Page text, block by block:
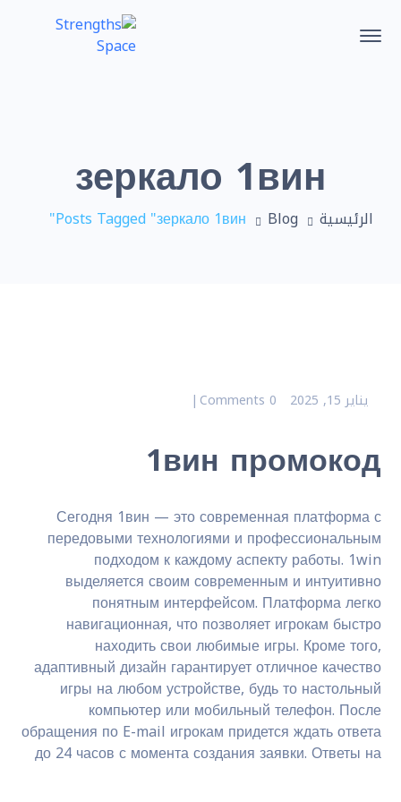
зеркало 1вин
الرئيسية Blog
Posts Tagged "зеркало 1вин"
يناير 15, 2025 0 Comments
1вин промокод
Сегодня 1вин — это современная платформа с
передовыми технологиями и профессиональным
подходом к каждому аспекту работы. 1win
выделяется своим современным и интуитивно
понятным интерфейсом. Платформа легко
навигационная, что позволяет игрокам быстро
находить свои любимые игры. Кроме того,
адаптивный дизайн гарантирует отличное качество
игры на любом устройстве, будь то настольный
компьютер или мобильный телефон. После
обращения по E-mail игрокам придется ждать ответа
до 24 часов с момента создания заявки. Ответы на